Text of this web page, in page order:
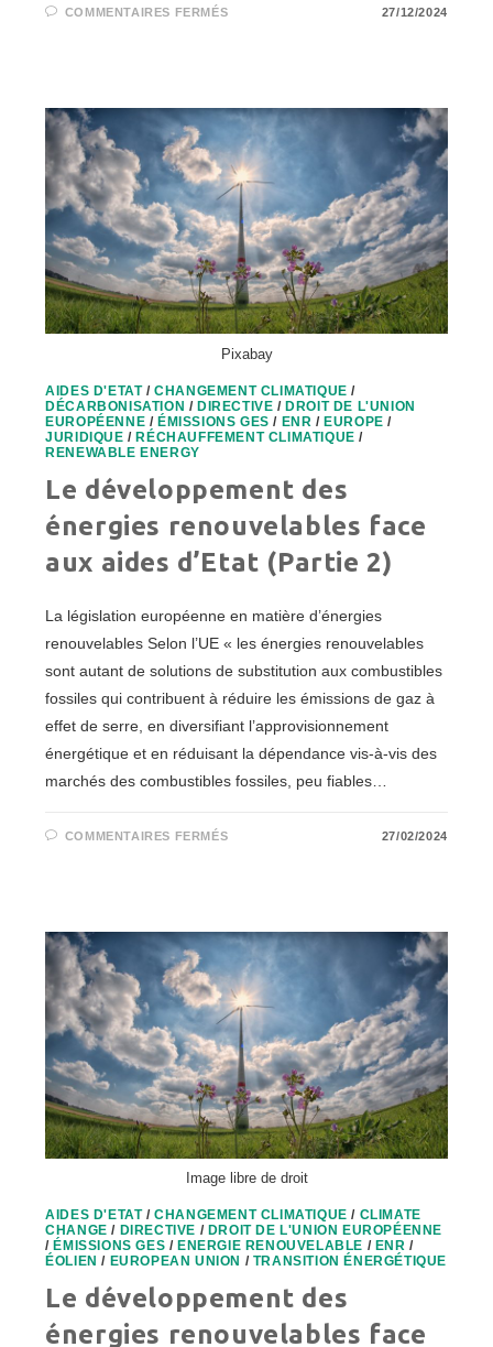
COMMENTAIRES FERMÉSSUR
LE
DÉVELOPPEMENT
DE
L’HYDROGÈNE
VERT
27/12/2024
Pixabay
AIDES D'ETAT/CHANGEMENT CLIMATIQUE /
DÉCARBONISATION / DIRECTIVE / DROIT DE L'UNION
EUROPÉENNE / ÉMISSIONS GES / ENR / EUROPE /
JURIDIQUE / RÉCHAUFFEMENT CLIMATIQUE /
RENEWABLE ENERGY
Le développement des
énergies renouvelables face
aux aides d’Etat (Partie 2)
La législation européenne en matière d’énergies
renouvelables Selon l’UE « les énergies renouvelables
sont autant de solutions de substitution aux combustibles
fossiles qui contribuent à réduire les émissions de gaz à
effet de serre, en diversifiant l’approvisionnement
énergétique et en réduisant la dépendance vis-à-vis des
marchés des combustibles fossiles, peu fiables…
COMMENTAIRES FERMÉSSUR
AUX
AIDES
D’ETAT
(PARTIE
2)
27/02/2024
Image libre de droit
AIDES D'ETAT/CHANGEMENT CLIMATIQUE / CLIMATE
CHANGE / DIRECTIVE / DROIT DE L'UNION EUROPÉENNE
/ ÉMISSIONS GES / ENERGIE RENOUVELABLE / ENR /
ÉOLIEN / EUROPEAN UNION / TRANSITION ÉNERGÉTIQUE
Le développement des
énergies renouvelables face